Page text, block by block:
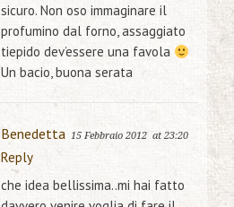
sicuro. Non oso immaginare il
profumino dal forno, assaggiato
tiepido dev’essere una favola
Un bacio, buona serata
Benedetta 15 Febbraio 2012 at 23:20
Reply
che idea bellissima..mi hai fatto